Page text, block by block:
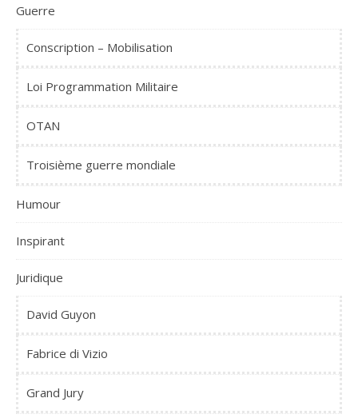
Guerre
Conscription – Mobilisation
Loi Programmation Militaire
OTAN
Troisième guerre mondiale
Humour
Inspirant
Juridique
David Guyon
Fabrice di Vizio
Grand Jury